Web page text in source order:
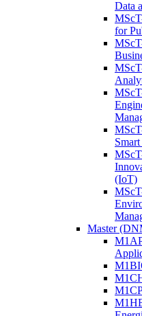
Data
for
(IoT)
Master